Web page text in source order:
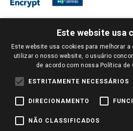
PARA VER OS PREÇOS DA SUA REGIÃO, FAÇA
SUA PREFERÊNCIA. SOMENTE APÓS O LOGIN,
LOJA SERÃO
TODOS OS PREÇOS E CONDIÇÕES COMERCIAIS
PARA COMPRAS REALIZADAS NO
PREÇOS PARA AS VENDAS ONLINE
COMUNICAÇÃO E SITES DE
2022 COPYRIGHT - GIASSI SUPERMERCADOS.
Este website usa
Este website usa cookies para melhorar
utilizar o nosso website, o usuário
de acordo com nossa Política de
ESTRITAMENTE NECESSÁRIOS
DIRECIONAMENTO
NÃO CLASSIFICADOS